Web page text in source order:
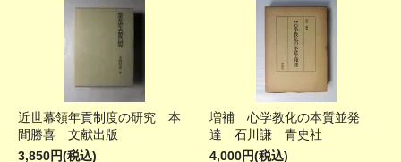
近世幕領年貢制度の研究 本
間勝喜 文献出版
3,850円(税込)
増補 心学教化の本質並発
達 石川謙 青史社
4,000円(税込)